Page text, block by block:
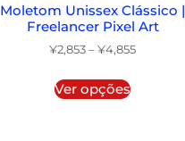
Moletom Unissex Clássico |
Freelancer Pixel Art
¥2,853 – ¥4,855
Ver opções